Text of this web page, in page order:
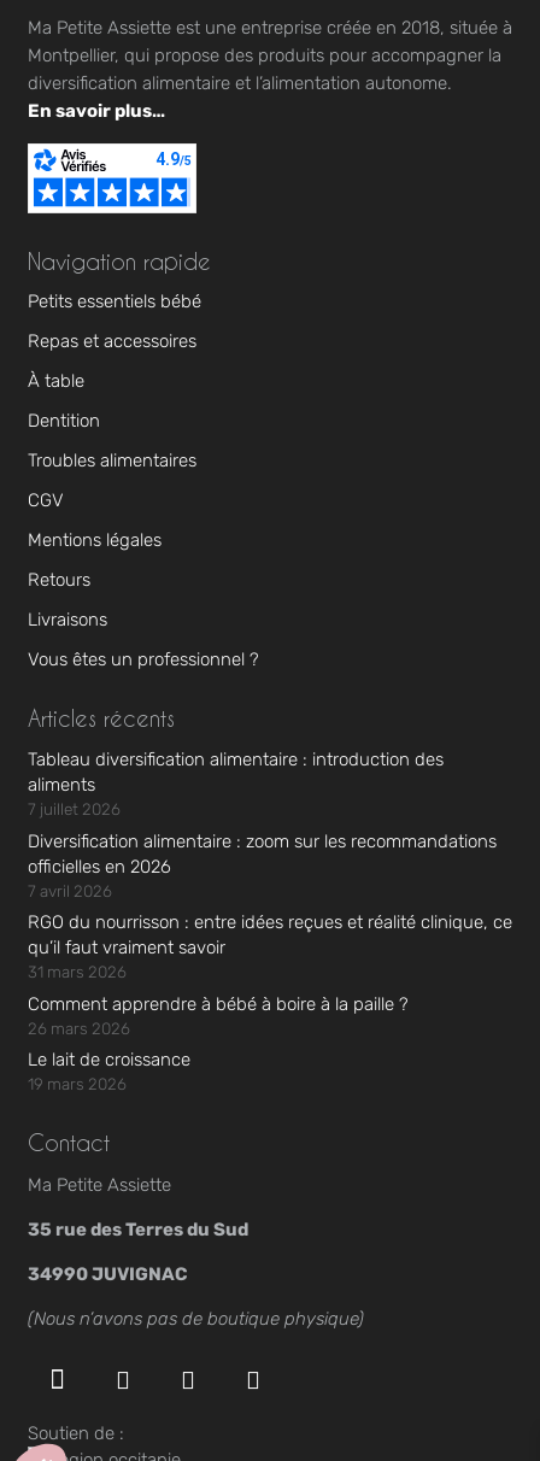
Ma Petite Assiette est une entreprise créée en 2018, située à
Montpellier, qui propose des produits pour accompagner la
diversification alimentaire et l’alimentation autonome.
En savoir plus…
Navigation rapide
Petits essentiels bébé
Repas et accessoires
À table
Dentition
Troubles alimentaires
CGV
Mentions légales
Retours
Livraisons
Vous êtes un professionnel ?
Articles récents
Tableau diversification alimentaire : introduction des
aliments
7 juillet 2026
Diversification alimentaire : zoom sur les recommandations
officielles en 2026
7 avril 2026
RGO du nourrisson : entre idées reçues et réalité clinique, ce
qu’il faut vraiment savoir
31 mars 2026
Comment apprendre à bébé à boire à la paille ?
26 mars 2026
Le lait de croissance
19 mars 2026
Contact
Ma Petite Assiette
35 rue des Terres du Sud
34990 JUVIGNAC
(Nous n’avons pas de boutique physique)
Soutien de :